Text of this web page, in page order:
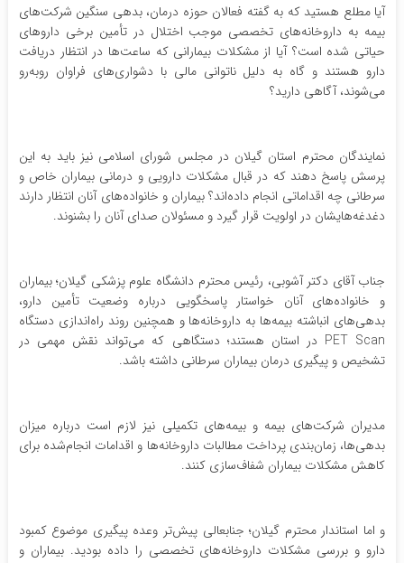
آیا مطلع هستید که به گفته فعالان حوزه درمان، بدهی سنگین شرکت‌های
بیمه به داروخانه‌های تخصصی موجب اختلال در تأمین برخی داروهای
حیاتی شده است؟ آیا از مشکلات بیمارانی که ساعت‌ها در انتظار دریافت
دارو هستند و گاه به دلیل ناتوانی مالی با دشواری‌های فراوان روبه‌رو
می‌شوند، آگاهی دارید؟
نمایندگان محترم استان گیلان در مجلس شورای اسلامی نیز باید به این
پرسش پاسخ دهند که در قبال مشکلات دارویی و درمانی بیماران خاص و
سرطانی چه اقداماتی انجام داده‌اند؟ بیماران و خانواده‌های آنان انتظار دارند
دغدغه‌هایشان در اولویت قرار گیرد و مسئولان صدای آنان را بشنوند.
جناب آقای دکتر آشوبی، رئیس محترم دانشگاه علوم پزشکی گیلان؛ بیماران
و خانواده‌های آنان خواستار پاسخگویی درباره وضعیت تأمین دارو،
بدهی‌های انباشته بیمه‌ها به داروخانه‌ها و همچنین روند راه‌اندازی دستگاه
PET Scan در استان هستند؛ دستگاهی که می‌تواند نقش مهمی در
تشخیص و پیگیری درمان بیماران سرطانی داشته باشد.
مدیران شرکت‌های بیمه و بیمه‌های تکمیلی نیز لازم است درباره میزان
بدهی‌ها، زمان‌بندی پرداخت مطالبات داروخانه‌ها و اقدامات انجام‌شده برای
کاهش مشکلات بیماران شفاف‌سازی کنند.
و اما استاندار محترم گیلان؛ جنابعالی پیش‌تر وعده پیگیری موضوع کمبود
دارو و بررسی مشکلات داروخانه‌های تخصصی را داده بودید. بیماران و